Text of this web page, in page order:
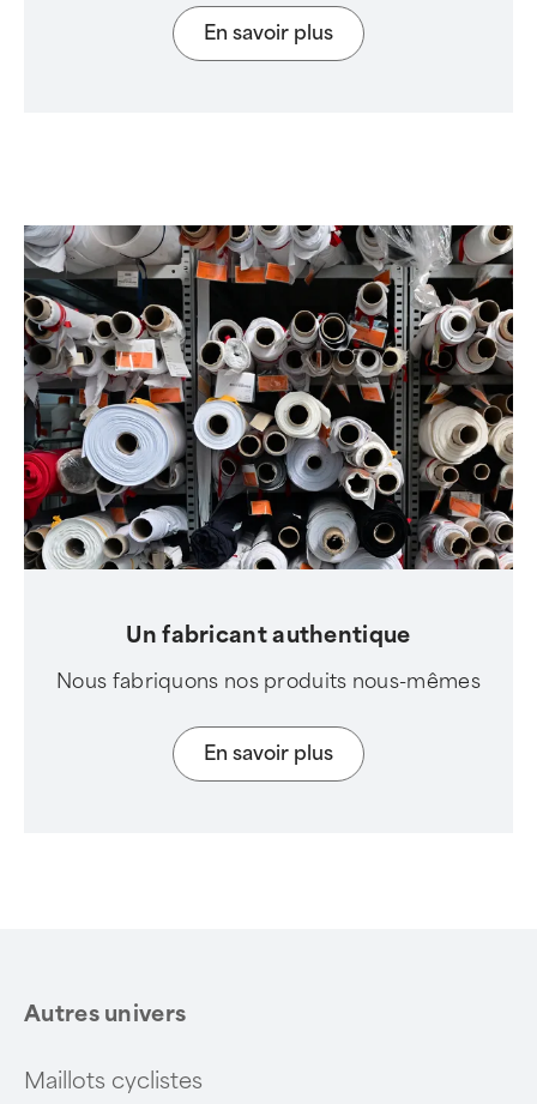
En savoir plus
Un fabricant authentique
Nous fabriquons nos produits nous-mêmes
En savoir plus
Autres univers
Maillots cyclistes